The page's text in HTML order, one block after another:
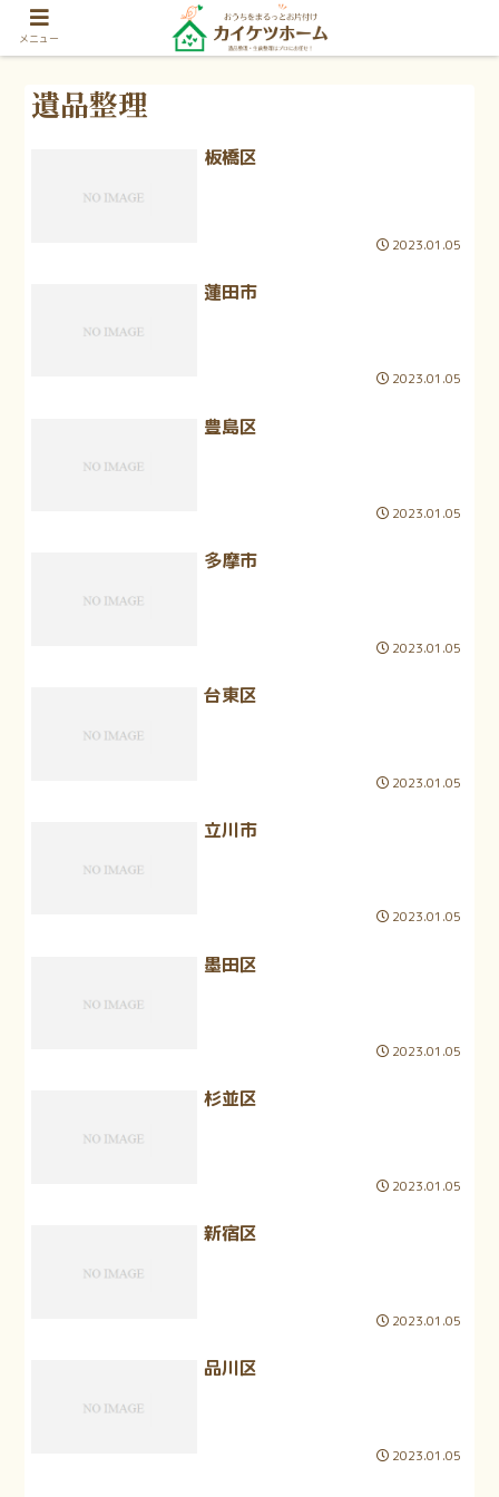
遺品整理
板橋区
2023.01.05
蓮田市
2023.01.05
豊島区
2023.01.05
多摩市
2023.01.05
台東区
2023.01.05
立川市
2023.01.05
墨田区
2023.01.05
杉並区
2023.01.05
新宿区
2023.01.05
品川区
2023.01.05
メニュー